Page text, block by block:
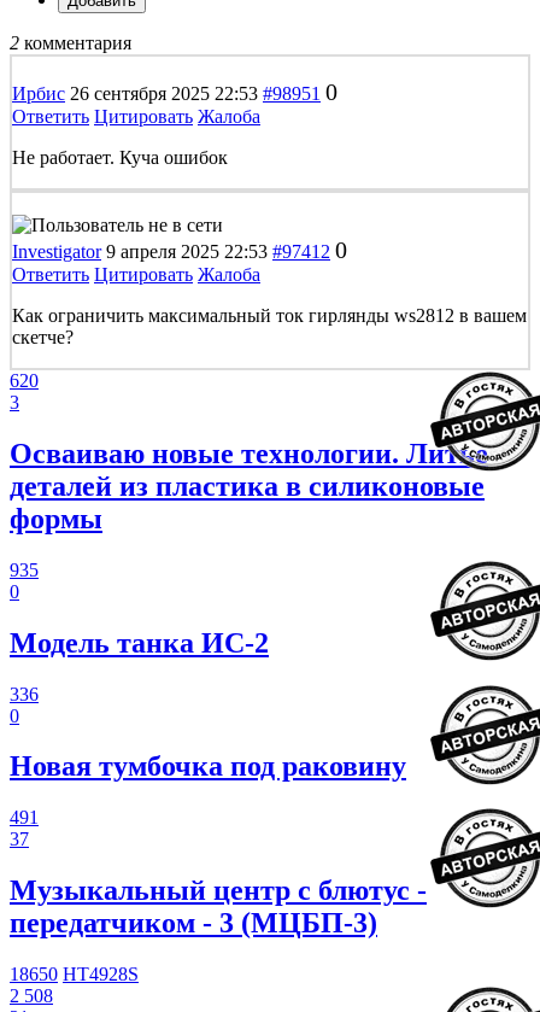
2 комментария
Ирбис 26 сентября 2025 22:53 #98951 0
Ответить Цитировать Жалоба
Не работает. Куча ошибок
Investigator 9 апреля 2025 22:53 #97412 0
Ответить Цитировать Жалоба
Как ограничить максимальный ток гирлянды ws2812 в вашем
скетче?
620
3
Осваиваю новые технологии. Литье
деталей из пластика в силиконовые
формы
935
0
Модель танка ИС-2
336
0
Новая тумбочка под раковину
491
37
Музыкальный центр с блютус -
передатчиком - 3 (МЦБП-3)
18650 HT4928S
2 508